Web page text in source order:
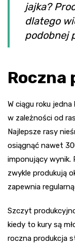
jajka?
dlatego
podobnej
Roczna
W ciągu roku
w zależności od
Najlepsze rasy
osiągnąć nawet
imponujący wynik.
zwykle produkują
zapewnia
Szczyt
kiedy to kury są
roczna produkcja